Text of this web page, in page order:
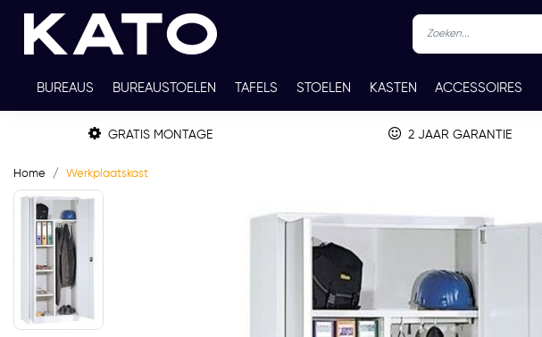
BUREAUS BUREAUSTOELEN TAFELS STOELEN KASTEN ACCESSOIRES
TWEEDEHANDS THUISWERKPLEKKEN WERKBLADKLEUREN CONTACT
GRATIS MONTAGE 2 JAAR GARANTIE
Home Werkplaatskast